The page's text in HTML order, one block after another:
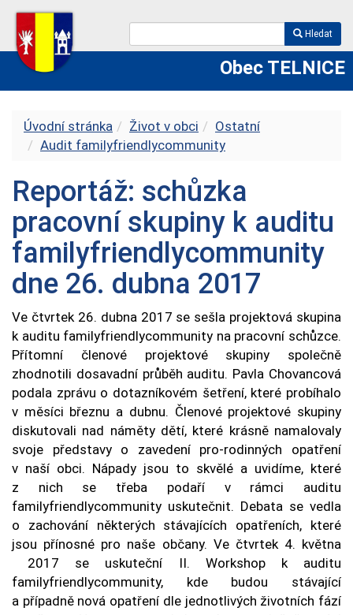
Hledat
Obec TELNICE
Úvodní stránka Život v obci
Ostatní
Audit familyfriendlycommunity
Reportáž: schůzka
pracovní skupiny k auditu
familyfriendlycommunity
dne 26. dubna 2017
Ve čtvrtek 26. dubna 2017 se sešla projektová skupina
k auditu familyfriendlycommunity na pracovní schůzce.
Přítomní členové projektové skupiny společně
zhodnotili dosavadní průběh auditu. Pavla Chovancová
podala zprávu o dotazníkovém šetření, které probíhalo
v měsíci březnu a dubnu. Členové projektové skupiny
diskutovali nad náměty dětí, které krásně namalovaly
svoje představy o zavedení pro-rodinných opatření
v naší obci. Nápady jsou to skvělé a uvidíme, které
z nich se třeba podaří v rámci auditu
familyfriendlycommunity uskutečnit. Debata se vedla
o zachování některých stávajících opatřeních, které
jsou přínosné pro naše občany. Ve čtvrtek 4. května
2017 se uskuteční II. Workshop k auditu
familyfriendlycommunity, kde budou stávající
a případně nová opatření dle jednotlivých životních fází